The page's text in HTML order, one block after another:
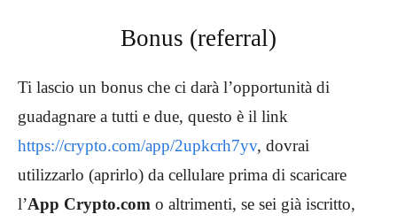
Bonus (referral)
Ti lascio un bonus che ci darà l’opportunità di
guadagnare a tutti e due, questo è il link
https://crypto.com/app/2upkcrh7yv, dovrai
utilizzarlo (aprirlo) da cellulare prima di scaricare
l’App Crypto.com o altrimenti, se sei già iscritto,